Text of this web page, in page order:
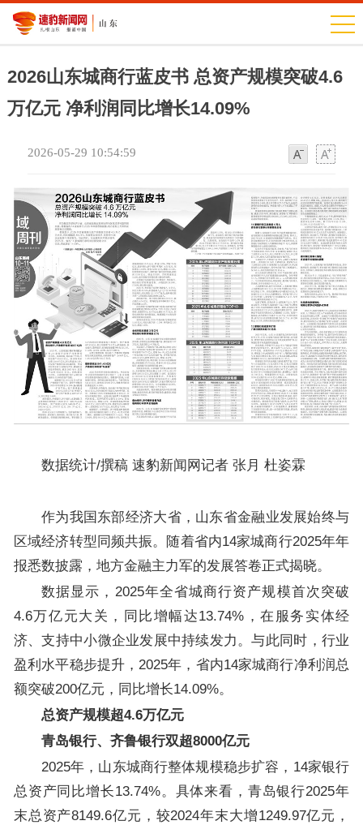
2026山东城商行蓝皮书 总资产规模突破4.6
万亿元 净利润同比增长14.09%
2026-05-29 10:54:59
数据统计/撰稿 速豹新闻网记者 张月 杜姿霖
作为我国东部经济大省，山东省金融业发展始终与
区域经济转型同频共振。随着省内14家城商行2025年年
报悉数披露，地方金融主力军的发展答卷正式揭晓。
数据显示，2025年全省城商行资产规模首次突破
4.6万亿元大关，同比增幅达13.74%，在服务实体经
济、支持中小微企业发展中持续发力。与此同时，行业
盈利水平稳步提升，2025年，省内14家城商行净利润总
额突破200亿元，同比增长14.09%。
总资产规模超4.6万亿元
青岛银行、齐鲁银行双超8000亿元
2025年，山东城商行整体规模稳步扩容，14家银行
总资产同比增长13.74%。具体来看，青岛银行2025年
末总资产8149.6亿元，较2024年末大增1249.97亿元，